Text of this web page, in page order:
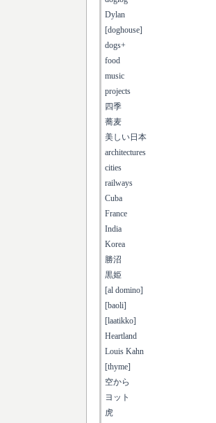
Dylan
[doghouse]
dogs+
food
music
projects
四季
蕎麦
美しい日本
architectures
cities
railways
Cuba
France
India
Korea
勝沼
黒姫
[al domino]
[baoli]
[laatikko]
Heartland
Louis Kahn
[thyme]
空から
ヨット
虎